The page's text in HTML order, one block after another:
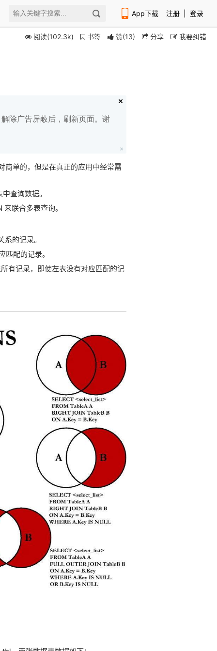
App下载 注册 登录
阅读(102.3k) 书签 赞(13) 分享 我要纠错
除广告屏蔽后，刷新页面。谢
简单的，但是在真正的应用中经常需
查询数据。
联合多表查询。
的记录。
匹配的记录。
有记录，即使左表没有对应匹配的记